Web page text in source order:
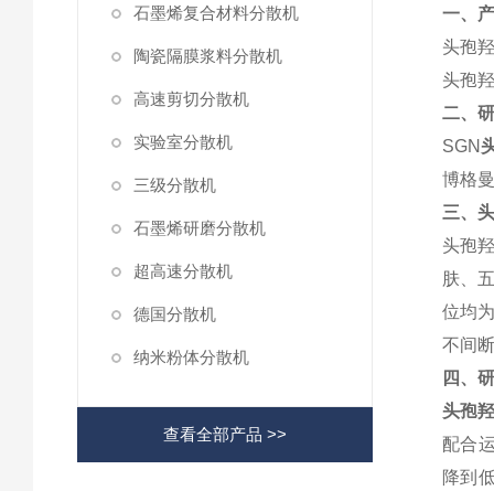
石墨烯复合材料分散机
陶瓷隔膜浆料分散机
高速剪切分散机
实验室分散机
三级分散机
石墨烯研磨分散机
超高速分散机
德国分散机
纳米粉体分散机
查看全部产品 >>
一、
头孢
头孢
二、
SGN
博格
三、
头孢
肤、
位均
不间
四、
头孢
配合
降到